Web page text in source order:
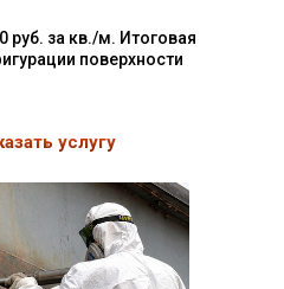
руб. за кв./м. Итоговая
поверхности
услугу